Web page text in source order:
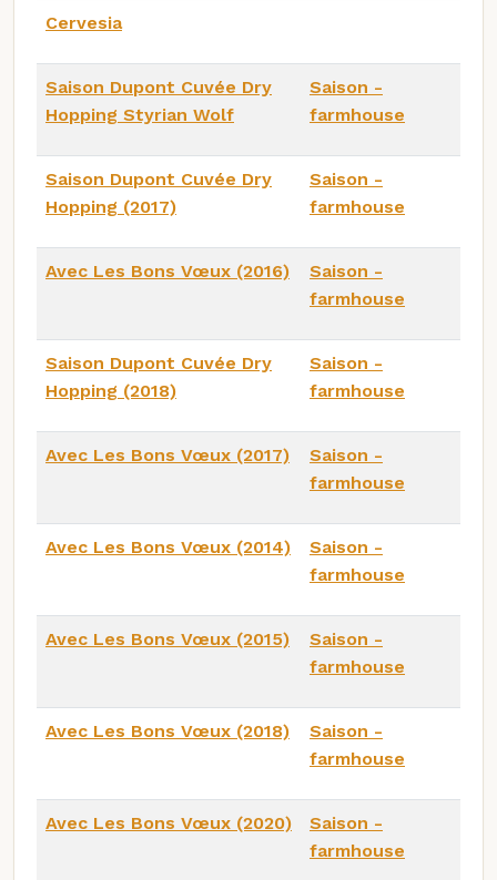
Cervesia
Saison Dupont Cuvée Dry
Hopping Styrian Wolf
Saison -
farmhouse
Saison Dupont Cuvée Dry
Hopping (2017)
Saison -
farmhouse
Avec Les Bons Vœux (2016)
Saison -
farmhouse
Saison Dupont Cuvée Dry
Hopping (2018)
Saison -
farmhouse
Avec Les Bons Vœux (2017)
Saison -
farmhouse
Avec Les Bons Vœux (2014)
Saison -
farmhouse
Avec Les Bons Vœux (2015)
Saison -
farmhouse
Avec Les Bons Vœux (2018)
Saison -
farmhouse
Avec Les Bons Vœux (2020)
Saison -
farmhouse